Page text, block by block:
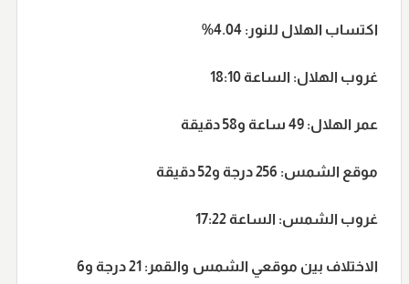
اكتساب الهلال للنور: 4.04%
غروب الهلال: الساعة 18:10
عمر الهلال: 49 ساعة و58 دقيقة
موقع الشمس: 256 درجة و52 دقيقة
غروب الشمس: الساعة 17:22
الاختلاف بين موقعي الشمس والقمر: 21 درجة و6